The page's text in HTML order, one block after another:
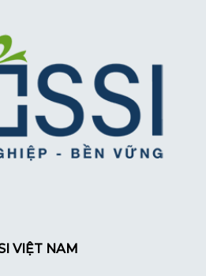
VIỆT NAM